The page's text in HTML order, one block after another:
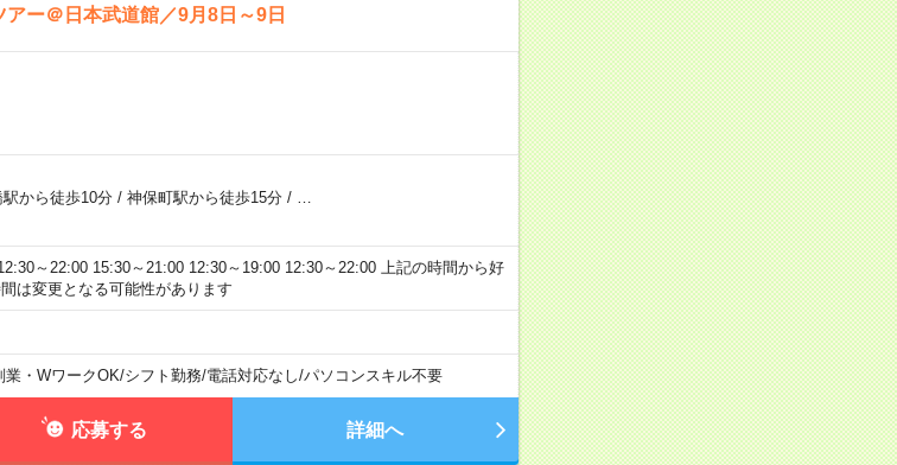
ー＠日本武道館／9月8日～9日
駅から徒歩10分/ 神保町駅から徒歩15分/
～22:00 15:30～21:00 12:30～19:00 12:30～22:00 上記の時間から好
は変更となる可能性があります
業・WワークOK/シフト勤務/電話対応なし/パソコンスキル不要
応募する 詳細へ